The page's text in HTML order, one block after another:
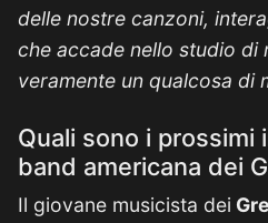
delle nostre canzoni,
che accade nello studio di
veramente un qualcosa di
Quali sono i prossimi
band americana dei
Il giovane musicista dei